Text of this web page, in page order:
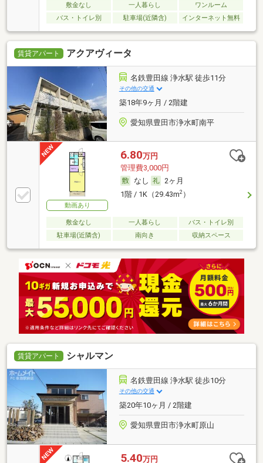
敷金なし 一人暮らし
ワンルーム
バス・トイレ別
駐車場(近隣含) インターネット無料
賃貸アパート アクアヴィータ
名鉄豊田線 浄水駅 徒歩11分
その他の交通
築18年9ヶ月 / 2階建
愛知県豊田市浄水町南平
動画あり
6.80万円
管理費3,000円
なし
2ヶ月
1階 / 1K（29.43m2）
敷金なし 一人暮らし
バス・トイレ別
駐車場(近隣含)
南向き 収納スペース
賃貸アパート シャルマン
名鉄豊田線 浄水駅 徒歩10分
その他の交通
築20年10ヶ月 / 2階建
愛知県豊田市浄水町原山
5.40万円